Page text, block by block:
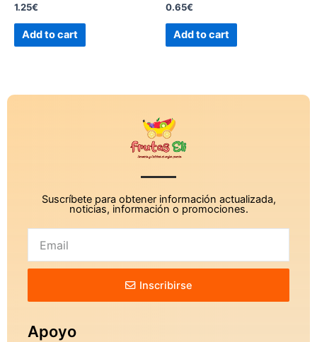
Rated
out
1.25€
Add to cart
Rated
0
out
0.65€
Add to cart
Suscríbete para obtener información actualizada,
noticias, información o promociones.
Inscribirse
Apoyo